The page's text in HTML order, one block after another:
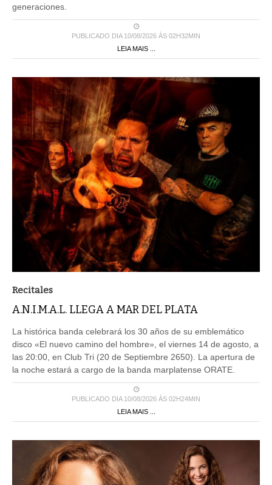
generaciones.
PUBLICADO DIA 10/08/2026 ÀS 02H32MIN
LEIA MAIS ...
Recitales
A.N.I.M.A.L. LLEGA A MAR DEL PLATA
La histórica banda celebrará los 30 años de su emblemático
disco «El nuevo camino del hombre», el viernes 14 de agosto, a
las 20:00, en Club Tri (20 de Septiembre 2650). La apertura de
la noche estará a cargo de la banda marplatense ORATE.
PUBLICADO DIA 10/08/2026 ÀS 02H24MIN
LEIA MAIS ...